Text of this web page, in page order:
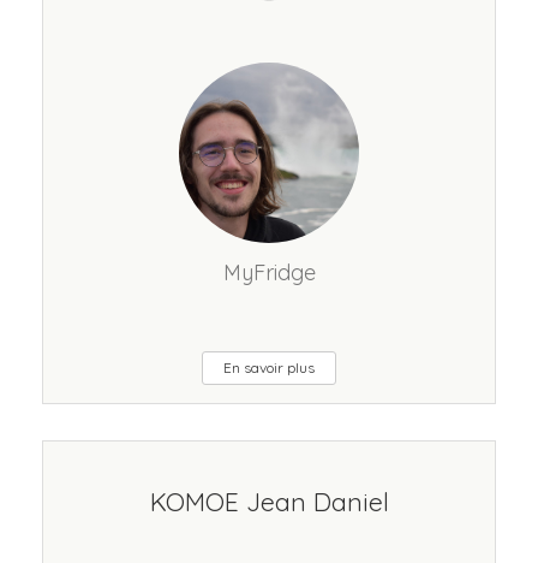
MyFridge
En savoir plus
KOMOE Jean Daniel